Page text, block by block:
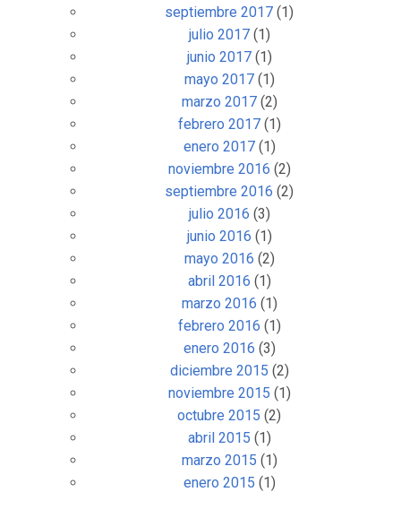
septiembre 2017 (1)
julio 2017(1)
junio 2017(1)
mayo 2017(1)
marzo 2017(2)
febrero 2017(1)
enero 2017(1)
noviembre 2016 (2)
septiembre 2016 (2)
julio 2016 (3)
junio 2016 (1)
mayo 2016 (2)
abril 2016 (1)
marzo 2016 (1)
febrero 2016 (1)
enero 2016 (3)
diciembre 2015 (2)
noviembre 2015 (1)
octubre 2015 (2)
abril 2015 (1)
marzo 2015 (1)
enero 2015 (1)